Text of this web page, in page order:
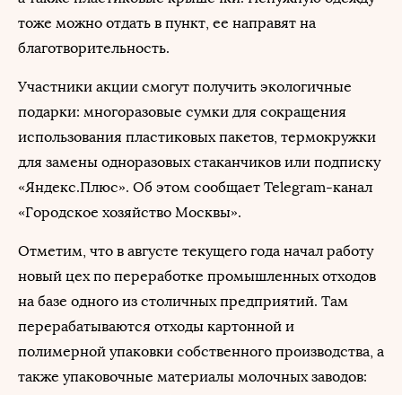
тоже можно отдать в пункт, ее направят на
благотворительность.
Участники акции смогут получить экологичные
подарки: многоразовые сумки для сокращения
использования пластиковых пакетов, термокружки
для замены одноразовых стаканчиков или подписку
«Яндекс.Плюс». Об этом сообщает Telegram-канал
«Городское хозяйство Москвы».
Отметим, что в августе текущего года начал работу
новый цех по переработке промышленных отходов
на базе одного из столичных предприятий. Там
перерабатываются отходы картонной и
полимерной упаковки собственного производства, а
также упаковочные материалы молочных заводов: